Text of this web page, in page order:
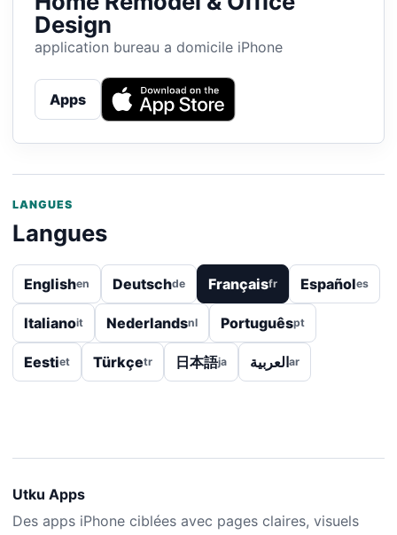
Design
application bureau a domicile iPhone
Apps
LANGUES
Langues
Englishen Deutschde Françaisfr Españoles
Italianoit Nederlandsnl Portuguêspt
Eestiet Türkçetr 日本語ja العربيةar
Utku Apps
Des apps iPhone ciblées avec pages claires, visuels